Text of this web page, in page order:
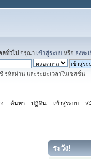
ทั่วไป กรุณา เข้าสู่ระบบ หรือ ลงทะ
รหัสผ่าน และระยะเวลาในเซสชั่น
ค้นหา ปฏิทิน เข้าสู่ระบบ ส
ระวัง!